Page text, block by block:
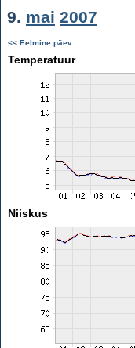
9. mai 2007
<< Eelmine päev
Temperatuur
Niiskus